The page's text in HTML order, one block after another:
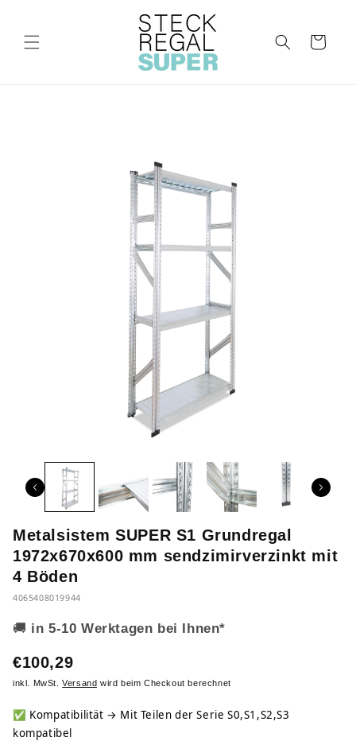
Inhalt
Warenkorb
Metalsistem SUPER S1 Grundregal
1972x670x600 mm sendzimirverzinkt mit
4 Böden
4065408019944
🚚 in 5-10 Werktagen bei Ihnen*
€100,29
inkl. MwSt.Versand wird beim Checkout berechnet
✅ Kompatibilität → Mit Teilen der Serie S0,S1,S2,S3
kompatibel